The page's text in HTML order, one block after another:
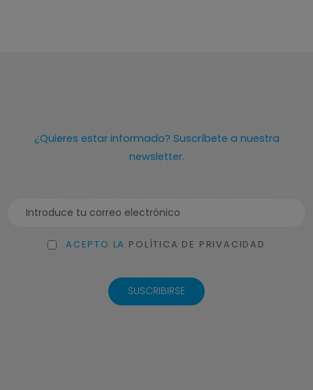
¿Quieres estar informado? Suscríbete a nuestra
newsletter.
ACEPTO LA POLÍTICA DE PRIVACIDAD